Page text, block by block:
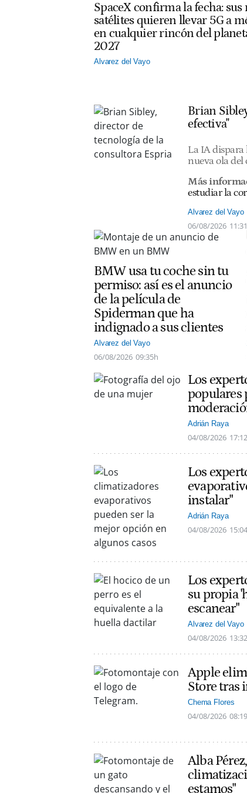
SpaceX confirma la fecha: sus
satélites quieren llevar 5G a
en cualquier rincón del
2027
Alvarez del Vayo
Brian
efectiva"
La IA dispara
nueva ola
Más
estudiar la
Alvarez del Vayo
06/08/2026
BMW usa tu coche sin tu
permiso: así es el anuncio
de la película de
Spiderman que ha
indignado a sus clientes
Alvarez del Vayo
06/08/2026 09:35h
Los
populares
Adrián Raya
04/08/2026
Los
instalar"
Adrián Raya
04/08/2026
Los
su propia
escanear"
Alvarez del Vayo
04/08/2026
Apple
Store tras
Chema Flores
04/08/2026
Alba
estamos"